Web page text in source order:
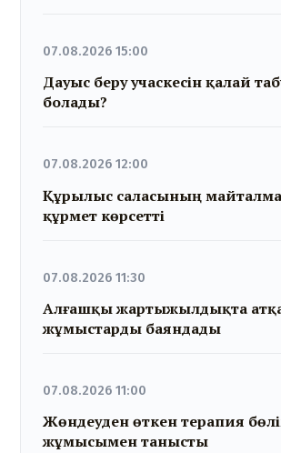
07.08.2026 15:00
Дауыс беру учаскесін қалай
болады?
07.08.2026 12:00
Құрылыс саласының
құрмет көрсетті
07.08.2026 11:30
Алғашқы жартыжылдықта
жұмыстарды баяндады
07.08.2026 11:00
Жөндеуден өткен терапия
жұмысымен танысты